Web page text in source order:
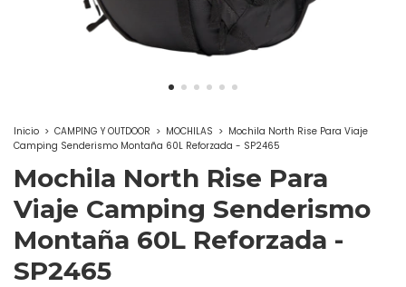
Inicio > CAMPING Y OUTDOOR > MOCHILAS > Mochila North Rise Para Viaje
Camping Senderismo Montaña 60L Reforzada - SP2465
Mochila North Rise Para
Viaje Camping Senderismo
Montaña 60L Reforzada -
SP2465